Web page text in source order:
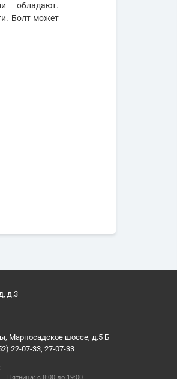
обладают.
Болт может
д.3
Марпосадское шоссе, д.5 Б
22-07-33, 27-07-33